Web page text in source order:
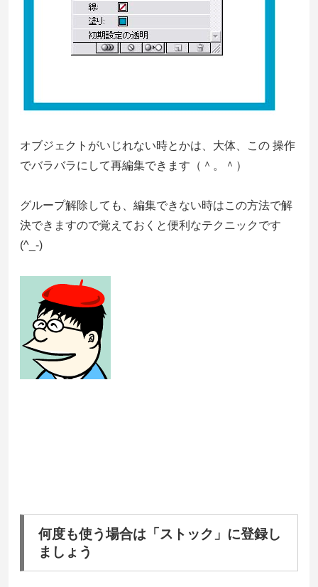
オブジェクトがいじれない時とかは、大体、この 操作
でバラバラにして再編集できます（＾。＾）
グループ解除しても、編集できない時はこの方法で解
決できますので覚えておくと便利なテクニックです
(^_-)
何度も使う場合は「ストック」に登録し
ましょう